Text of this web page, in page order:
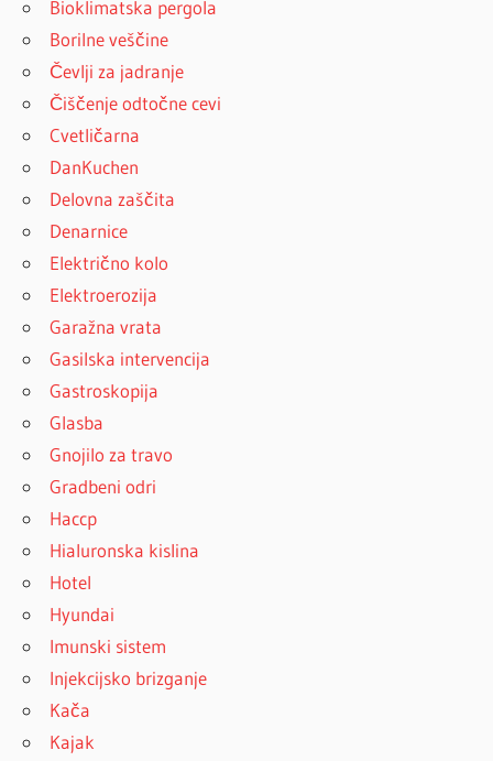
Bioklimatska pergola
Borilne veščine
Čevlji za jadranje
Čiščenje odtočne cevi
Cvetličarna
DanKuchen
Delovna zaščita
Denarnice
Električno kolo
Elektroerozija
Garažna vrata
Gasilska intervencija
Gastroskopija
Glasba
Gnojilo za travo
Gradbeni odri
Haccp
Hialuronska kislina
Hotel
Hyundai
Imunski sistem
Injekcijsko brizganje
Kača
Kajak